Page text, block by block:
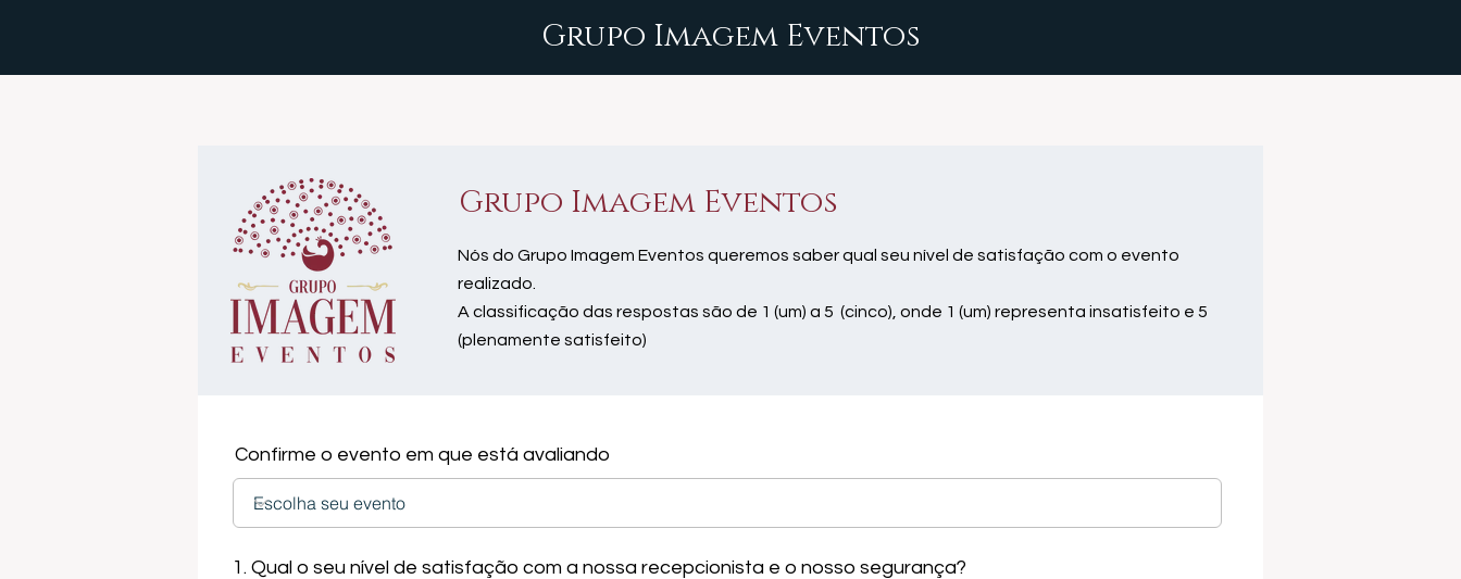
Grupo Imagem Eventos
Grupo Imagem Eventos
Nós do Grupo Imagem Eventos queremos saber qual seu nível de satisfação com o evento
realizado.
A classificação das respostas são de 1 (um) a 5 (cinco), onde 1 (um) representa insatisfeito e 5
(plenamente satisfeito)
Confirme o evento em que está avaliando
1. Qual o seu nível de satisfação com a nossa recepcionista e o nosso segurança?